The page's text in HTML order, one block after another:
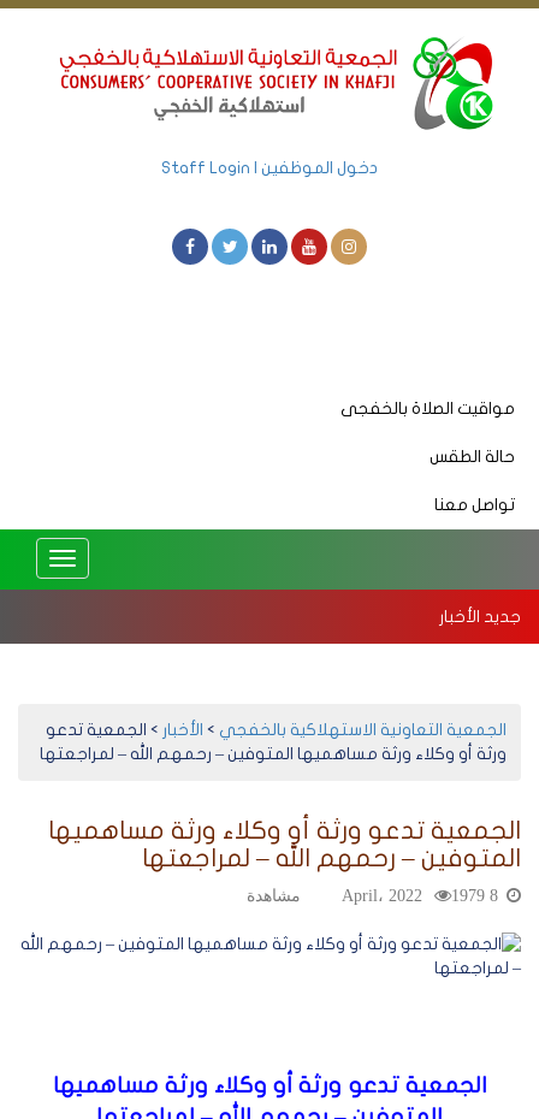
دخول الموظفين | Staff Login
مواقيت الصلاة بالخفجى
حالة الطقس
تواصل معنا
Toggle
جديد الأخبار
الجمعية التعاونية الاستهلاكية بالخفجي > الأخبار > الجمعية تدعو
ورثة أو وكلاء ورثة مساهميها المتوفين – رحمهم الله – لمراجعتها
الجمعية تدعو ورثة أو وكلاء ورثة مساهميها
المتوفين – رحمهم الله – لمراجعتها
8 April، 2022 1979 مشاهدة
الجمعية تدعو ورثة أو وكلاء ورثة مساهميها